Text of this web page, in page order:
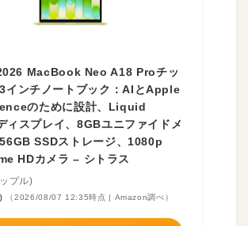
MacBook Neo A18 Proチッ
インチノートブック：AIとApple
のために設計、Liquid
ィスプレイ、8GBユニファイドメ
SSDストレージ、1080p
HDカメラ – シトラス
プル)
（2026/08/07 12:35時点 | Amazon調べ）